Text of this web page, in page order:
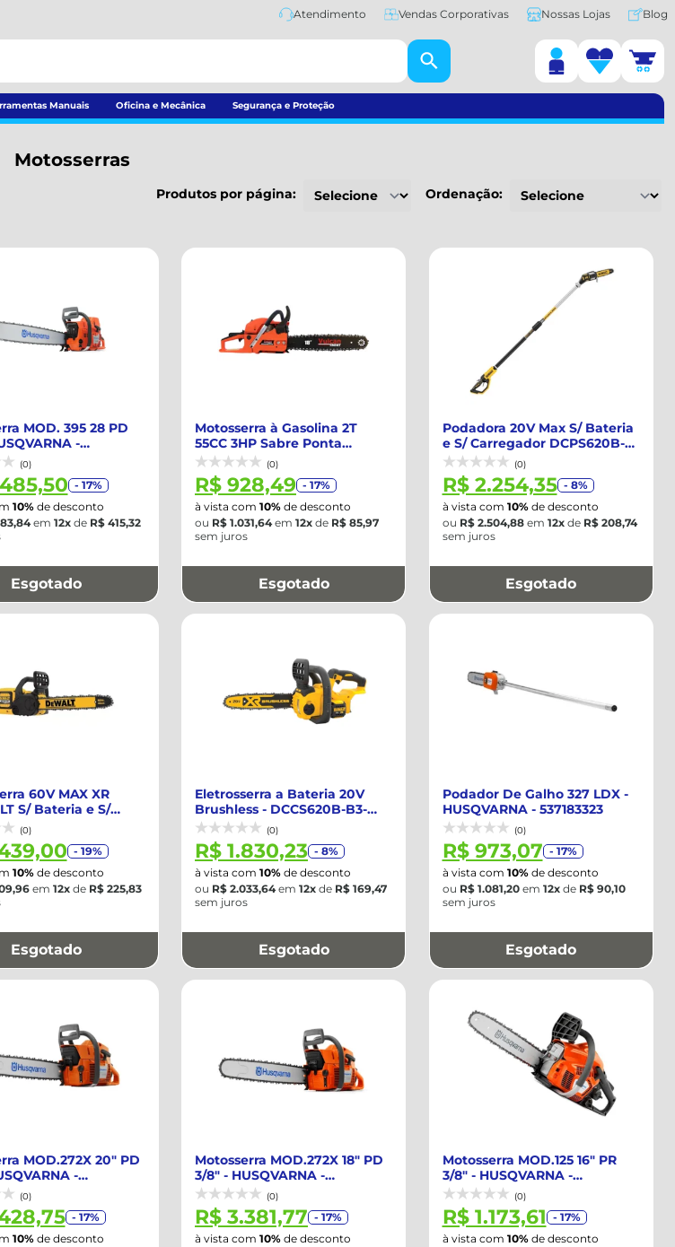
Atendimento Vendas Corporativas Nossas Lojas Blog
Manuais Oficina e Mecânica Segurança e Proteção
Motosserras
Produtos por página: Ordenação:
MOD. 395 28 PD
-
(0)
- 17%
10%de desconto
em 12xde R$ 415,32
Esgotado
Motosserra à Gasolina 2T
55CC 3HP Sabre Ponta
Rolante 18" Co...
(0)
R$ 928,49 - 17%
à vista com 10% de desconto
ou R$ 1.031,64em 12x de R$ 85,97
sem juros
Esgotado
Podadora 20V Max S/ Bateria
e S/ Carregador DCPS620B-
B3-DEWA...(0)
R$ 2.254,35 - 8%
à vista com 10%de desconto
ou R$ 2.504,88em 12xde R$ 208,74
sem juros
Esgotado
60V MAX XR
S/ Bateria e S/
...
(0)
- 19%
10%de desconto
em 12xde R$ 225,83
Esgotado
Eletrosserra a Bateria 20V
Brushless - DCCS620B-B3-
DEWALT
(0)
R$ 1.830,23 - 8%
à vista com 10% de desconto
ou R$ 2.033,64em 12x de R$ 169,47
sem juros
Esgotado
Podador De Galho 327 LDX -
HUSQVARNA - 537183323
(0)
R$ 973,07 - 17%
à vista com 10%de desconto
ou R$ 1.081,20em 12xde R$ 90,10
sem juros
Esgotado
MOD.272X 20" PD
-
(0)
- 17%
10%de desconto
Motosserra MOD.272X 18" PD
3/8" - HUSQVARNA -
965681688BR
(0)
R$ 3.381,77 - 17%
à vista com 10% de desconto
Motosserra MOD.125 16" PR
3/8" - HUSQVARNA -
967796401
(0)
R$ 1.173,61 - 17%
à vista com 10%de desconto